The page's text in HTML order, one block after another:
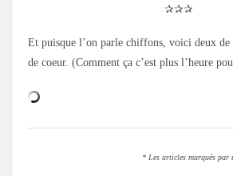
✰✰✰
Et puisque l’on parle chiffons, voici deux de
de coeur. (Comment ça c’est plus l’heure
* Les articles marqués par